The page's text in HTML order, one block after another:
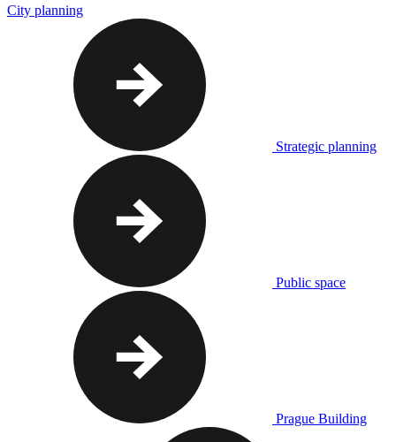
City planning
Strategic planning
Public space
Prague Building